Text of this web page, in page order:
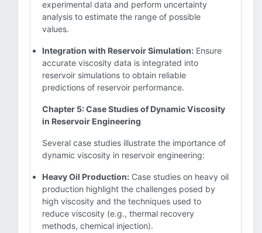
experimental data and perform uncertainty
analysis to estimate the range of possible
values.
Integration with Reservoir Simulation: Ensure
accurate viscosity data is integrated into
reservoir simulations to obtain reliable
predictions of reservoir performance.
Chapter 5: Case Studies of Dynamic Viscosity
in Reservoir Engineering
Several case studies illustrate the importance of
dynamic viscosity in reservoir engineering:
Heavy Oil Production: Case studies on heavy oil
production highlight the challenges posed by
high viscosity and the techniques used to
reduce viscosity (e.g., thermal recovery
methods, chemical injection).